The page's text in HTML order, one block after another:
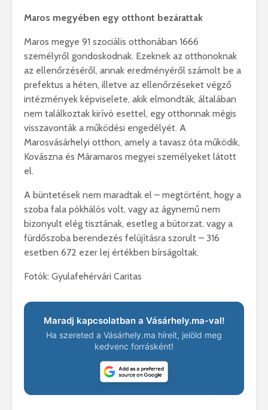
Maros megyében egy otthont bezárattak
Maros megye 91 szociális otthonában 1666
személyről gondoskodnak. Ezeknek az otthonoknak
az ellenőrzéséről, annak eredményéről számolt be a
prefektus a héten, illetve az ellenőrzéseket végző
intézmények képviselete, akik elmondták, általában
nem találkoztak kirívó esettel, egy otthonnak mégis
visszavonták a működési engedélyét. A
Marosvásárhelyi otthon, amely a tavasz óta működik,
Kovászna és Máramaros megyei személyeket látott
el.
A büntetések nem maradtak el – megtörtént, hogy a
szoba fala pókhálós volt, vagy az ágynemű nem
bizonyult elég tisztának, esetleg a bútorzat, vagy a
fürdőszoba berendezés felújításra szorult – 316
esetben 672 ezer lej értékben bírságoltak.
Fotók: Gyulafehérvári Caritas
Maradj kapcsolatban a Vásárhely.ma-val!
Ha szereted a Vásárhely.ma híreit, jelöld meg
kedvenc forrásként!